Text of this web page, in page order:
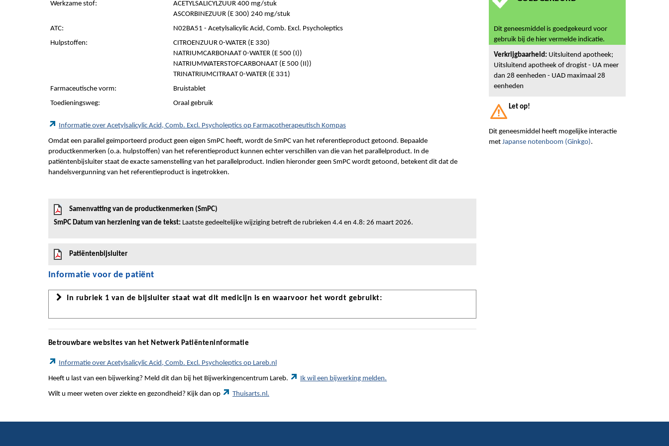
Werkzame stof:
ACETYLSALICYLZUUR 400 mg/stuk
ASCORBINEZUUR (E 300) 240 mg/stuk
ATC:
N02BA51 - Acetylsalicylic Acid, Comb. Excl. Psycholeptics
Hulpstoffen:
CITROENZUUR 0-WATER (E 330)
NATRIUMCARBONAAT 0-WATER (E 500 (I))
NATRIUMWATERSTOFCARBONAAT (E 500 (II))
TRINATRIUMCITRAAT 0-WATER (E 331)
Farmaceutische vorm:
Bruistablet
Toedieningsweg:
Oraal gebruik
Informatie over Acetylsalicylic Acid, Comb. Excl. Psycholeptics op Farmacotherapeutisch Kompas
Omdat een parallel geïmporteerd product geen eigen SmPC heeft, wordt de SmPC van het referentieproduct getoond. Bepaalde
productkenmerken (o.a. hulpstoffen) van het referentieproduct kunnen echter verschillen van die van het parallelproduct. In de
patiëntenbijsluiter staat de exacte samenstelling van het parallelproduct. Indien hieronder geen SmPC wordt getoond, betekent dit dat de
handelsvergunning van het referentieproduct is ingetrokken.
Samenvatting van de productkenmerken (SmPC)
SmPC Datum van herziening van de tekst: Laatste gedeeltelijke wijziging betreft de rubrieken 4.4 en 4.8: 26 maart 2026.
Patiëntenbijsluiter
Informatie voor de patiënt
In rubriek 1 van de bijsluiter staat wat dit medicijn is en waarvoor het wordt gebruikt:
Betrouwbare websites van het Netwerk Patiënteninformatie
Informatie over Acetylsalicylic Acid, Comb. Excl. Psycholeptics op Lareb.nl
Heeft u last van een bijwerking? Meld dit dan bij het Bijwerkingencentrum Lareb. Ik wil een bijwerking melden.
Wilt u meer weten over ziekte en gezondheid? Kijk dan op Thuisarts.nl.
Dit geneesmiddel is goedgekeurd voor
gebruik bij de hier vermelde indicatie.
Verkrijgbaarheid: Uitsluitend apotheek;
Uitsluitend apotheek of drogist - UA meer
dan 28 eenheden - UAD maximaal 28
eenheden
Let op!
Dit geneesmiddel heeft mogelijke interactie
met Japanse notenboom (Ginkgo).